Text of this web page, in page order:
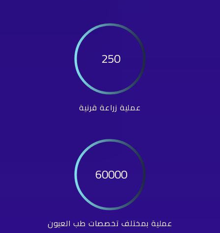
250
عملية زراعة قرنية
60000
عملية بمختلف تخصصات طب العيون